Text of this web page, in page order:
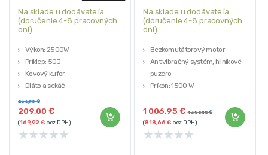
Na sklade u dodávateľa
(doručenie 4-8 pracovných
dni)
Výkon: 2500W
Príklep: 50J
Kovový kufor
Dláto a sekáč
Hmotnosť: 16kg
209,00€
266,70€
(169,92 €bez DPH)
★★★★★
Na sklade u dodávateľa
(doručenie 4-8 pracovných
dni)
Bezkomutátorový motor
Antivibračný systém, hliníkové
puzdro
Príkon: 1500 W
Nárazová energia: 20J
1 006,95 € 1 305,15€
(818,66 €bez DPH)
★★★★★